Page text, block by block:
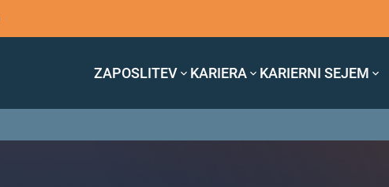
ZAPOSLITEV KARIERA KARIERNI SEJEM